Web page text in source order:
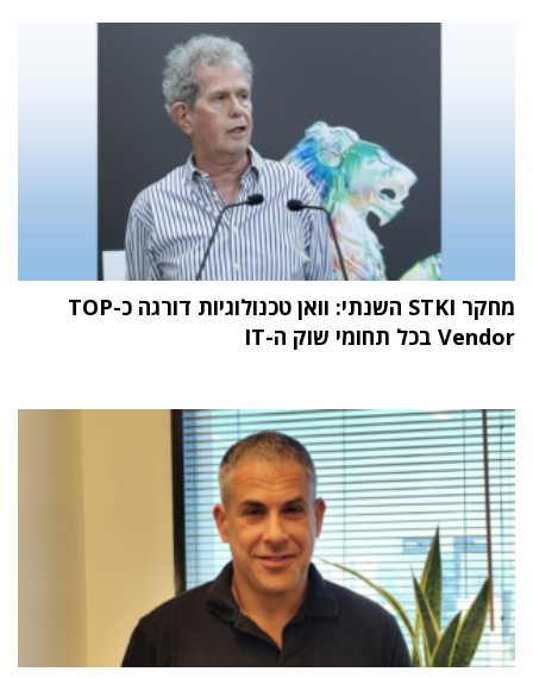
מחקר STKI השנתי: וואן טכנולוגיות דורגה כ-TOP
Vendor בכל תחומי שוק ה-IT